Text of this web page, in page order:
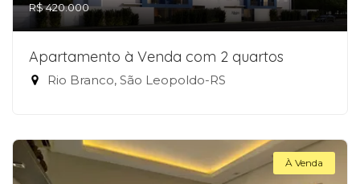
R$ 420.000
Apartamento à Venda com 2 quartos
Rio Branco, São Leopoldo-RS
À Venda